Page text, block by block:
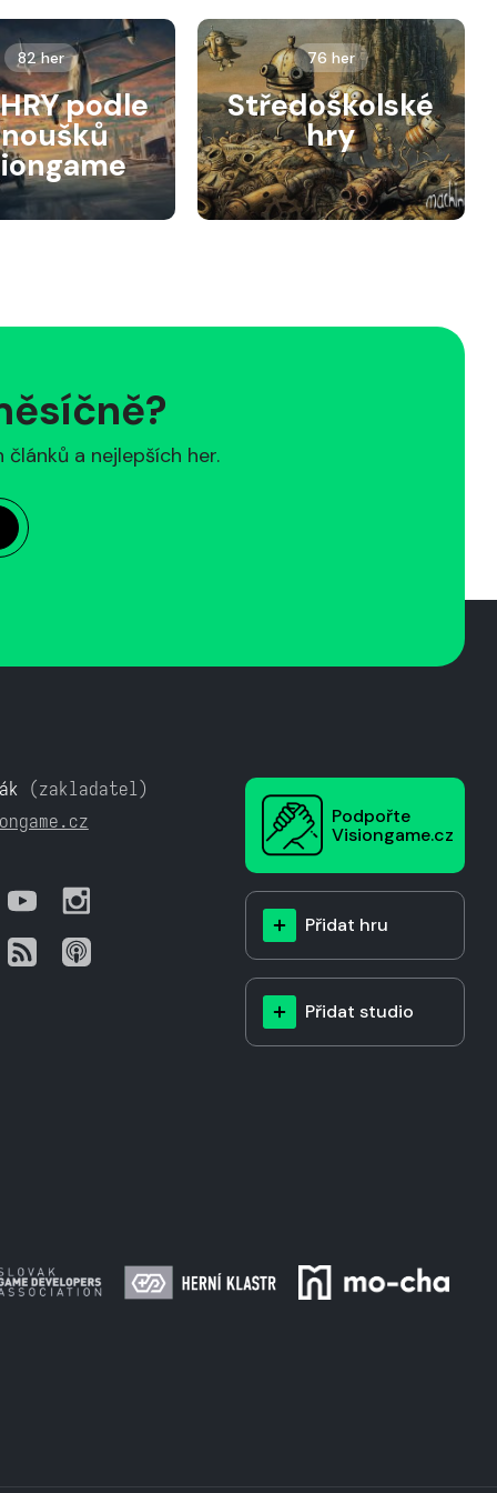
82 her
podle
76 her
Středoškolské
hry
a nejlepších her.
(zakladatel)
Podpořte
Visiongame.cz
Přidat hru
Přidat studio